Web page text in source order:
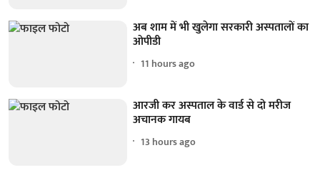
अब शाम में भी खुलेगा सरकारी अस्पतालों का
ओपीडी
11 hours ago
आरजी कर अस्पताल के वार्ड से दो मरीज
अचानक गायब
13 hours ago